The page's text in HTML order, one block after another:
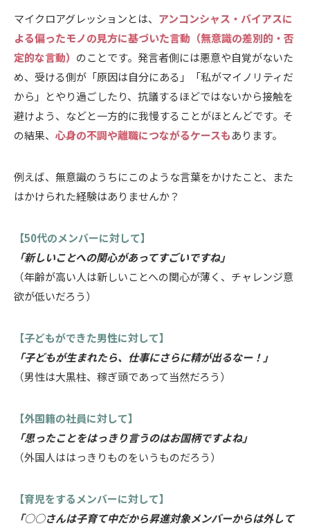
マイクロアグレッションとは、 アンコンシャス・バイアスに
よる偏ったモノの見方に基づいた言動（無意識の差別的・否
定的な言動） のことです。発言者側には悪意や自覚がないた
め、受ける側が「原因は自分にある」「私がマイノリティだ
から」とやり過ごしたり、抗議するほどではないから接触を
避けよう、などと一方的に我慢することがほとんどです。そ
の結果、 心身の不調や離職につながるケースもあります。
例えば、無意識のうちにこのような言葉をかけたこと、また
はかけられた経験はありませんか？
【50代のメンバーに対して】
「新しいことへの関心があってすごいですね」
（年齢が高い人は新しいことへの関心が薄く、チャレンジ意
欲が低いだろう）
【子どもができた男性に対して】
「子どもが生まれたら、仕事にさらに精が出るなー！」
（男性は大黒柱、稼ぎ頭であって当然だろう）
【外国籍の社員に対して】
「思ったことをはっきり言うのはお国柄ですよね」
（外国人ははっきりものをいうものだろう）
【育児をするメンバーに対して】
「○○さんは子育て中だから昇進対象メンバーからは外して